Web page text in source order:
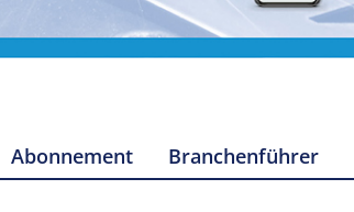
Abonnement Branchenführer